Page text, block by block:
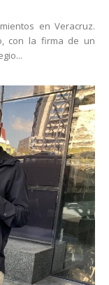
en Veracruz.
con la firma de un